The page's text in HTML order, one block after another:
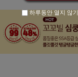
하루동안 열지 않기